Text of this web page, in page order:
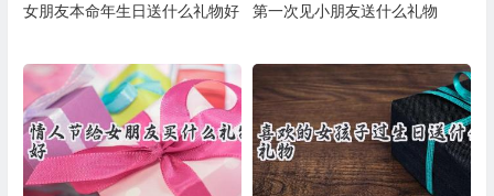
女朋友本命年生日送什么礼物好 第一次见小朋友送什么礼物